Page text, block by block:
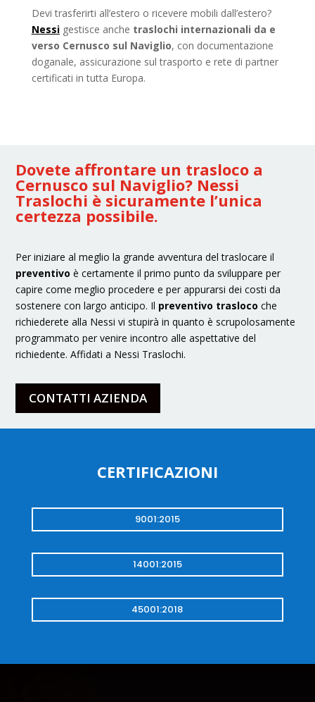
Devi trasferirti all’estero o ricevere mobili dall’estero?
Nessigestisce anche traslochi internazionali da e
verso Cernusco sul Naviglio, con documentazione
doganale, assicurazione sul trasporto e rete di partner
certificati in tutta Europa.
Dovete affrontare un trasloco a
Cernusco sul Naviglio? Nessi
Traslochi è sicuramente l’unica
certezza possibile.
Per iniziare al meglio la grande avventura del traslocare il
preventivo è certamente il primo punto da sviluppare per
capire come meglio procedere e per appurarsi dei costi da
sostenere con largo anticipo. Il preventivo trasloco che
richiederete alla Nessi vi stupirà in quanto è scrupolosamente
programmato per venire incontro alle aspettative del
richiedente. Affidati a Nessi Traslochi.
CONTATTI AZIENDA
CERTIFICAZIONI
9001:2015
14001:2015
45001:2018